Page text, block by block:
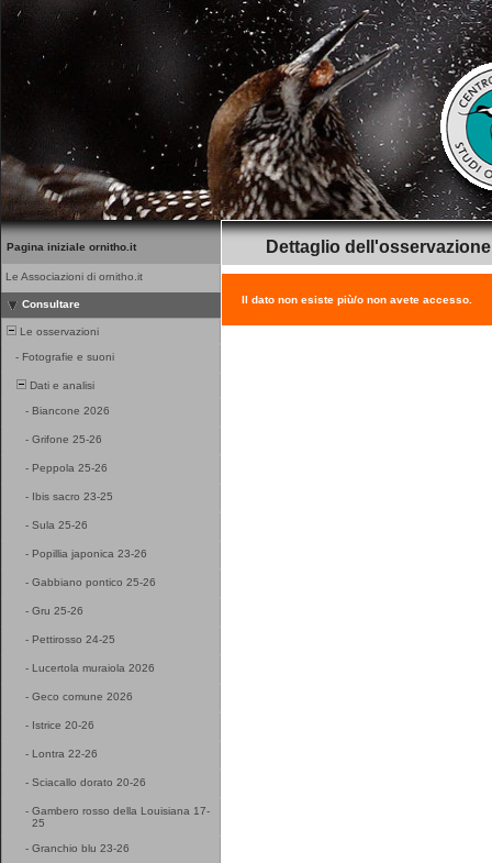
Pagina iniziale ornitho.it
Le Associazioni di ornitho.it
Consultare
Le osservazioni
- Fotografie e suoni
Dati e analisi
- Biancone 2026
- Grifone 25-26
- Peppola 25-26
- Ibis sacro 23-25
- Sula 25-26
- Popillia japonica 23-26
- Gabbiano pontico 25-26
- Gru 25-26
- Pettirosso 24-25
- Lucertola muraiola 2026
- Geco comune 2026
- Istrice 20-26
- Lontra 22-26
- Sciacallo dorato 20-26
- Gambero rosso della Louisiana 17-
25
- Granchio blu 23-26
Dettaglio dell'osservazione
Il dato non esiste più/o non avete accesso.